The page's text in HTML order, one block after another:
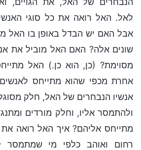
לאל. האל רואה את כל סוגי
אבל האם יש הבדל באופן בו האל
שונים אלה? האם האל מוביל את
מסוימת? (כן, הוא כן.) האל
אחרת מכפי שהוא מתייחס
אנשיו הנבחרים של האל, חלק
ולהתמסר אליו, וחלק מורדים
מתייחס אליהם? איך האל רואה
רחום ואוהב כלפי מי שמתמסר